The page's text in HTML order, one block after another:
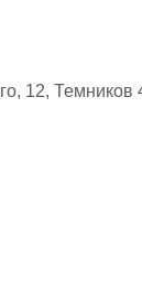
12, Темников